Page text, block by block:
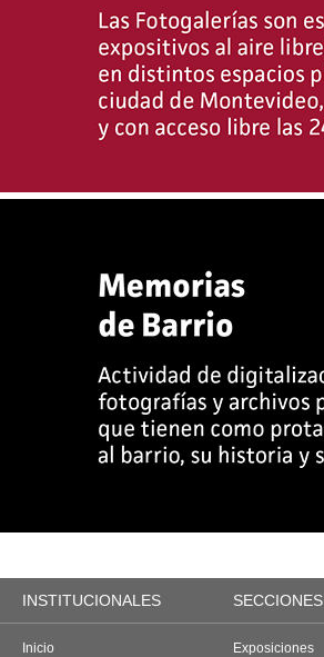
INSTITUCIONALES SECCIONES
Inicio
Exposiciones